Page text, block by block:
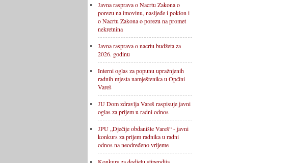
Javna rasprava o Nacrtu Zakona o
porezu na imovinu, nasljeđe i poklon i
o Nacrtu Zakona o porezu na promet
nekretnina
Javna rasprava o nacrtu budžeta za
2026. godinu
Interni oglas za popunu upražnjenih
radnih mjesta namještenika u Općini
Vareš
JU Dom zdravlja Vareš raspisuje javni
oglas za prijem u radni odnos
JPU „Dječije obdanište Vareš“ - javni
konkurs za prijem radnika u radni
odnos na neodređeno vrijeme